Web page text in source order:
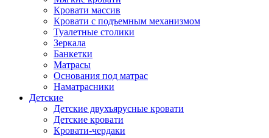
Кровати массив
Кровати с подъемным механизмом
Туалетные столики
Зеркала
Банкетки
Матрасы
Основания под матрас
Наматрасники
Детские
Детские двухъярусные кровати
Детские кровати
Кровати-чердаки